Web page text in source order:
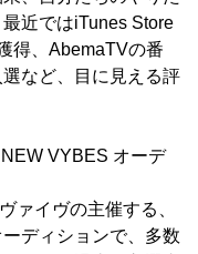
近ではiTunes Store
得、AbemaTVの番
など、目に見える評
VYBES オーデ
ァイヴの主催する、
ディションで、多数